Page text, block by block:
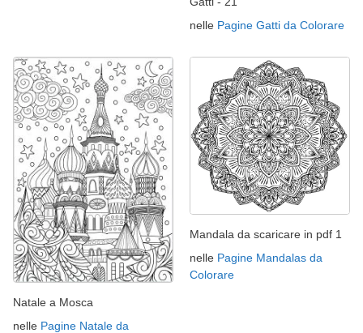
nelle Pagine Gatti da Colorare
Natale a Mosca
nelle Pagine Natale da
Mandala da scaricare in pdf 1
nelle Pagine Mandalas da
Colorare